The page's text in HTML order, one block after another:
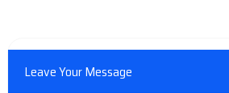
Leave Your Message